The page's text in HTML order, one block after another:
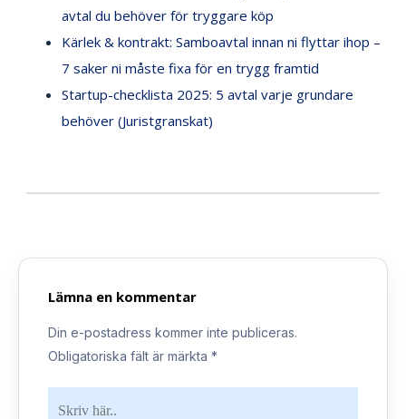
avtal du behöver för tryggare köp
Kärlek & kontrakt: Samboavtal innan ni flyttar ihop –
7 saker ni måste fixa för en trygg framtid
Startup-checklista 2025: 5 avtal varje grundare
behöver (Juristgranskat)
Lämna en kommentar
Din e-postadress kommer inte publiceras.
Obligatoriska fält är märkta*